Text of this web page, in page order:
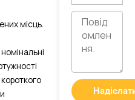
місць.
Повідомлення